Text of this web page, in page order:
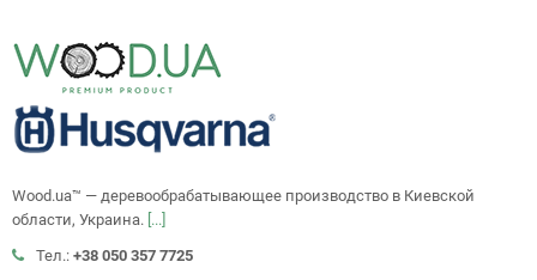
Wood.ua™ — деревообрабатывающее производство в Киевской
области, Украина. [...]
Тел.: +38 050 357 7725